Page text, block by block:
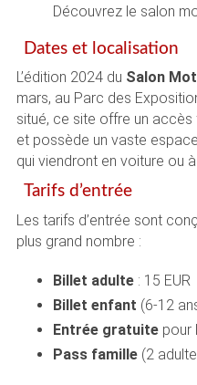
Découvrez le salon
Dates et localisation
L’édition 2024 du Salon
mars, au Parc des
situé, ce site offre un
et possède un vaste
qui viendront en voiture ou
Tarifs d’entrée
Les tarifs d’entrée sont
plus grand nombre :
Billet adulte: 15 EUR
Billet enfant (6-12
Entrée gratuitepour
Pass famille(2